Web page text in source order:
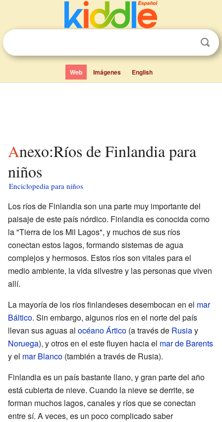
Web Imágenes English
Anexo:Ríos de Finlandia para
niños
Enciclopedia para niños
Los ríos de Finlandia son una parte muy importante del
paisaje de este país nórdico. Finlandia es conocida como
la "Tierra de los Mil Lagos", y muchos de sus ríos
conectan estos lagos, formando sistemas de agua
complejos y hermosos. Estos ríos son vitales para el
medio ambiente, la vida silvestre y las personas que viven
allí.
La mayoría de los ríos finlandeses desembocan en el mar
Báltico. Sin embargo, algunos ríos en el norte del país
llevan sus aguas al océano Ártico (a través de Rusiay
Noruega), y otros en el este fluyen hacia el mar de Barents
y el mar Blanco (también a través de Rusia).
Finlandia es un país bastante llano, y gran parte del año
está cubierta de nieve. Cuando la nieve se derrite, se
forman muchos lagos, canales y ríos que se conectan
entre sí. A veces, es un poco complicado saber